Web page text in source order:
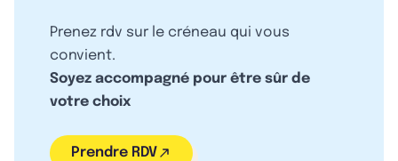
Prenez rdv sur le créneau qui vous
convient.
Soyez accompagné pour être sûr de
votre choix
Prendre RDV